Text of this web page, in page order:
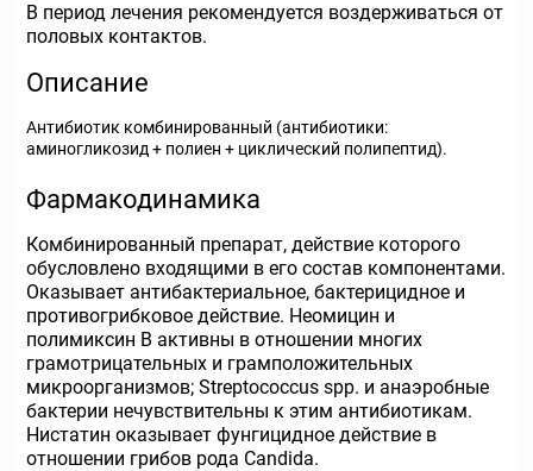
В период лечения рекомендуется воздерживаться от
половых контактов.
Описание
Антибиотик комбинированный (антибиотики:
аминогликозид + полиен + циклический полипептид).
Фармакодинамика
Комбинированный препарат, действие которого
обусловлено входящими в его состав компонентами.
Оказывает антибактериальное, бактерицидное и
противогрибковое действие. Неомицин и
полимиксин В активны в отношении многих
грамотрицательных и грамположительных
микроорганизмов; Streptococcus spp. и анаэробные
бактерии нечувствительны к этим антибиотикам.
Нистатин оказывает фунгицидное действие в
отношении грибов рода Candida.